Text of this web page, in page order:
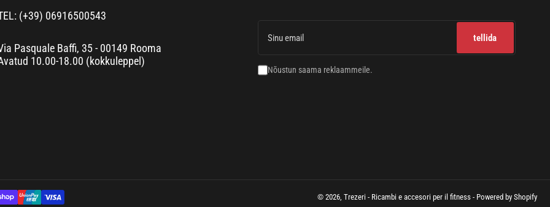
(+39) 06916500543
Pasquale Baffi, 35 - 00149 Rooma
10.00-18.00 (kokkuleppel)
email
tellida
Nõustun saama reklaammeile.
© 2026, Trezeri - Ricambi e accesori per il fitness - Powered by Shopify